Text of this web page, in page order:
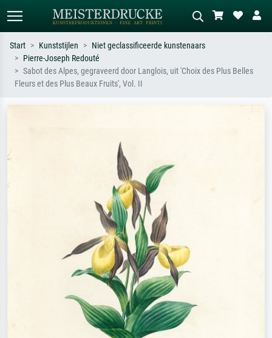
Standaard zoeken AI-beeldzoeker
Zoek op kunstenaar, titel of stijl – bijv.
olieverfschilderij, staand naakt naast
Start Kunststijlen
Niet geclassificeerde kunstenaars
Pierre-Joseph Redouté
Sabot des Alpes, gegraveerd door Langlois, uit 'Choix des Plus Belles
Fleurs et des Plus Beaux Fruits', Vol. II